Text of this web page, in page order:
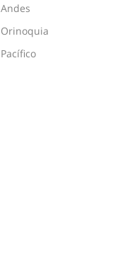
Andes
Orinoquia
Pacífico